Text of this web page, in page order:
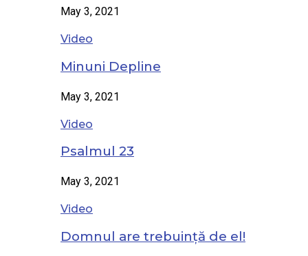
May 3, 2021
Video
Minuni Depline
May 3, 2021
Video
Psalmul 23
May 3, 2021
Video
Domnul are trebuință de el!